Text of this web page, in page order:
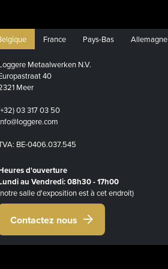
France Pays-Bas Allemagne
Metaalwerken N.V.
40
Meer
03 317 03 50
BE-0406.037.545
d'ouverture
au Vendredi: 08h30 - 17h00
salle d'exposition est à cet endroit)
Contactez nous